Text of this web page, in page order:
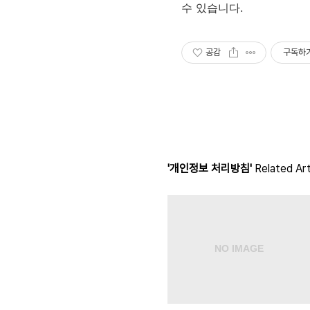
수 있습니다.
공감 구독하기
'개인정보 처리방침' Related